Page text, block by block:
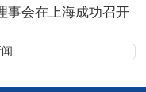
事会在上海成功召开